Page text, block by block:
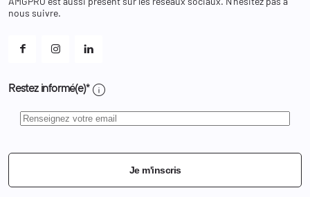
Et les cookies ?
nous suivre.
Restez informé(e)* info
Je m'inscris